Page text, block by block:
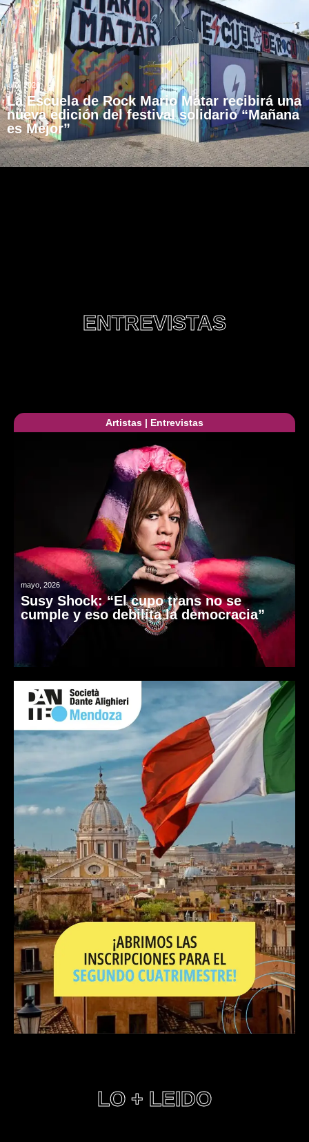
julio, 2026
La Escuela de Rock Mario Mátar recibirá una
nueva edición del festival solidario “Mañana
es Mejor”
ENTREVISTAS
Artistas | Entrevistas
mayo, 2026
Susy Shock: “El cupo trans no se
cumple y eso debilita la democracia”
LO + LEIDO